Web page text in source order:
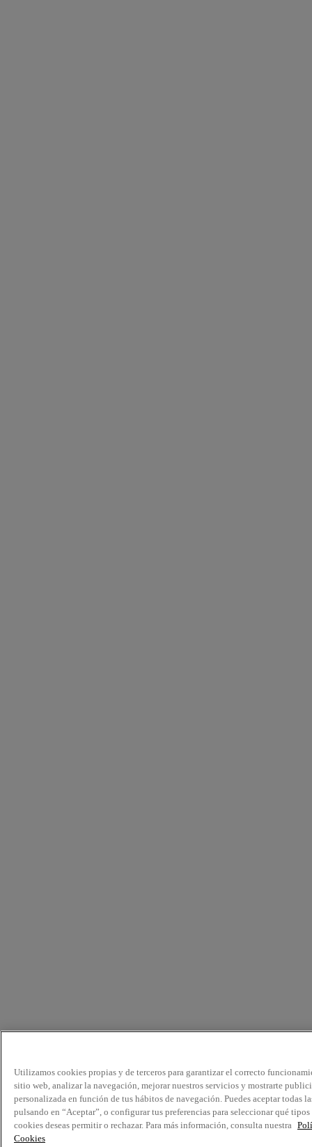
Utilizamos cookies propias y de terceros para garantizar el correcto
sitio web, analizar la navegación, mejorar nuestros servicios y mostrarte
personalizada en función de tus hábitos de navegación. Puedes aceptar todas
pulsando en “Aceptar”, o configurar tus preferencias para seleccionar qué tipos
cookies deseas permitir o rechazar. Para más información, consulta nuestra
Cookies